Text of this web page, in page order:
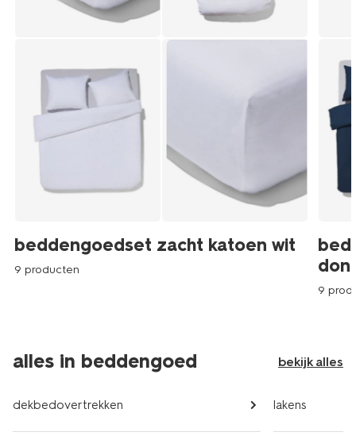
beddengoedset zacht katoen wit
9 producten
9
alles in beddengoed bekijk alles
dekbedovertrekken lakens